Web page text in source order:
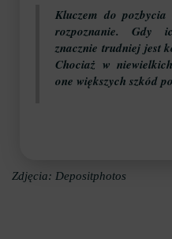
Kluczem do pozbycia
rozpoznanie. Gdy
znacznie trudniej jest
Chociaż w
one większych szkód
Zdjęcia: Depositphotos